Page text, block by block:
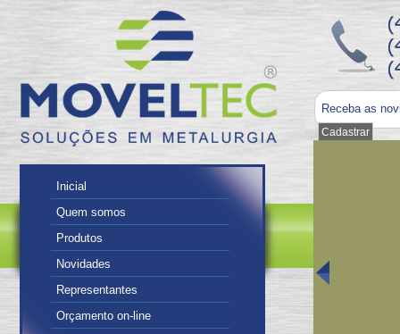
Receba as
Inicial
Quem somos
Produtos
Novidades
Representantes
Orçamento on-line